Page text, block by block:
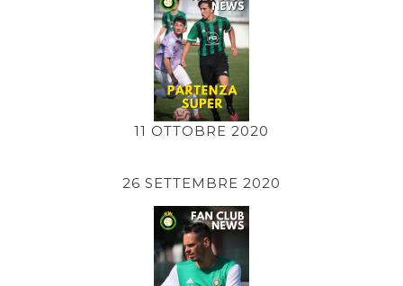
11 OTTOBRE 2020
26 SETTEMBRE 2020